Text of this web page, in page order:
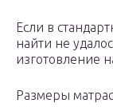
Если в
найти не
изготовление
Размеры